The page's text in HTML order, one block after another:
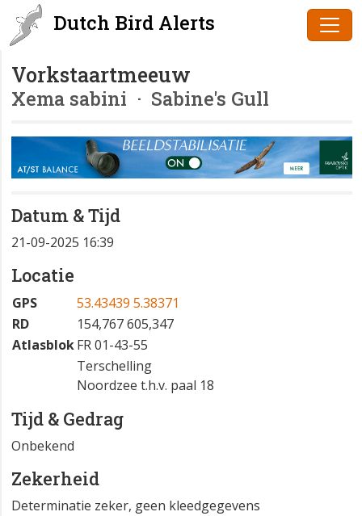
Dutch Bird Alerts
Vorkstaartmeeuw
Xema sabini · Sabine's Gull
Datum & Tijd
21-09-2025 16:39
Locatie
GPS
53.43439 5.38371
RD
154,767 605,347
AtlasblokFR 01-43-55
Terschelling
Noordzee t.h.v. paal 18
Tijd & Gedrag
Onbekend
Zekerheid
Determinatie zeker, geen kleedgegevens